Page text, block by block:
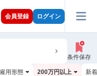
会員登録 ログイン
条件保存
雇用形態 200万円以上 新